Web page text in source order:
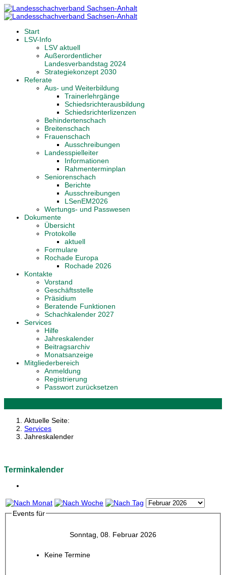
Start
LSV-Info
LSV aktuell
Außerordentlicher
Landesverbandstag 2024
Strategiekonzept 2030
Referate
Aus- und Weiterbildung
Trainerlehrgänge
Schiedsrichterausbildung
Schiedsrichterlizenzen
Behindertenschach
Breitenschach
Frauenschach
Ausschreibungen
Landesspielleiter
Informationen
Rahmenterminplan
Seniorenschach
Berichte
Ausschreibungen
LSenEM2026
Wertungs- und Passwesen
Dokumente
Übersicht
Protokolle
aktuell
Formulare
Rochade Europa
Rochade 2026
Kontakte
Vorstand
Geschäftsstelle
Präsidium
Beratende Funktionen
Schachkalender 2027
Services
Hilfe
Jahreskalender
Beitragsarchiv
Monatsanzeige
Mitgliederbereich
Anmeldung
Registrierung
Passwort zurücksetzen
Aktuelle Seite:
Services
Jahreskalender
Terminkalender
Events für
Sonntag, 08. Februar 2026
Keine Termine